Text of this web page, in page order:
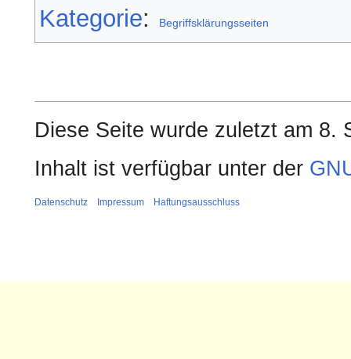
Kategorie: Begriffsklärungsseiten
Diese Seite wurde zuletzt am 8.
Inhalt ist verfügbar unter der
Datenschutz Impressum Haftungsausschluss